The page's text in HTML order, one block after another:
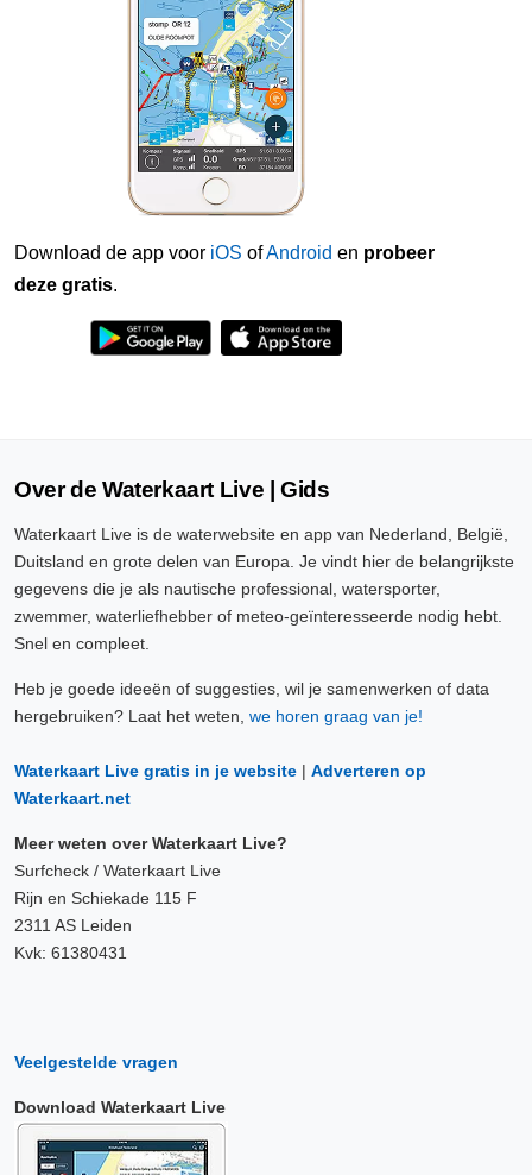
Download de app voor iOS ofAndroid en probeer
deze gratis.
Over de Waterkaart Live | Gids
Waterkaart Live is de waterwebsite en app van Nederland, België,
Duitsland en grote delen van Europa. Je vindt hier de belangrijkste
gegevens die je als nautische professional, watersporter,
zwemmer, waterliefhebber of meteo-geïnteresseerde nodig hebt.
Snel en compleet.
Heb je goede ideeën of suggesties, wil je samenwerken of data
hergebruiken? Laat het weten, we horen graag van je!
Waterkaart Live gratis in je website | Adverteren op
Waterkaart.net
Meer weten over Waterkaart Live?
Surfcheck / Waterkaart Live
Rijn en Schiekade 115 F
2311 AS Leiden
Kvk: 61380431
Veelgestelde vragen
Download Waterkaart Live